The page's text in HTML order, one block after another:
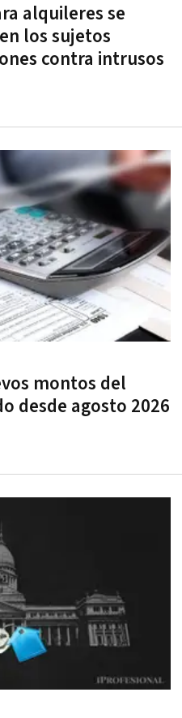
alquileres se
los sujetos
contra intrusos
montos del
desde agosto 2026